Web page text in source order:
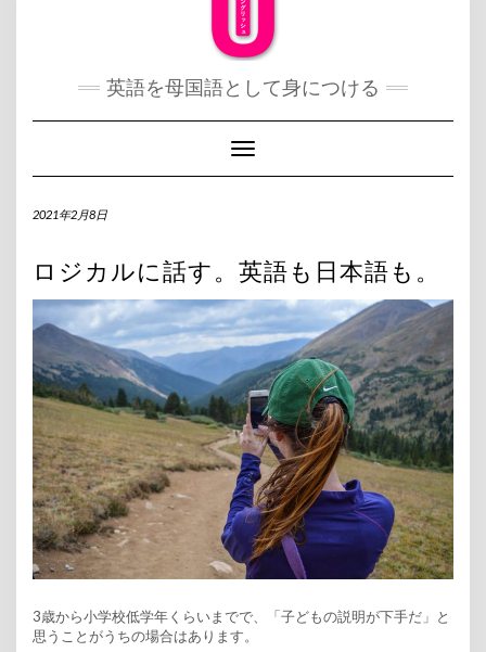
英語を母国語として身につける
Toggle Navigation
2021年2月8日
ロジカルに話す。英語も日本語も。
3歳から小学校低学年くらいまでで、「子どもの説明が下手だ」と
思うことがうちの場合はあります。